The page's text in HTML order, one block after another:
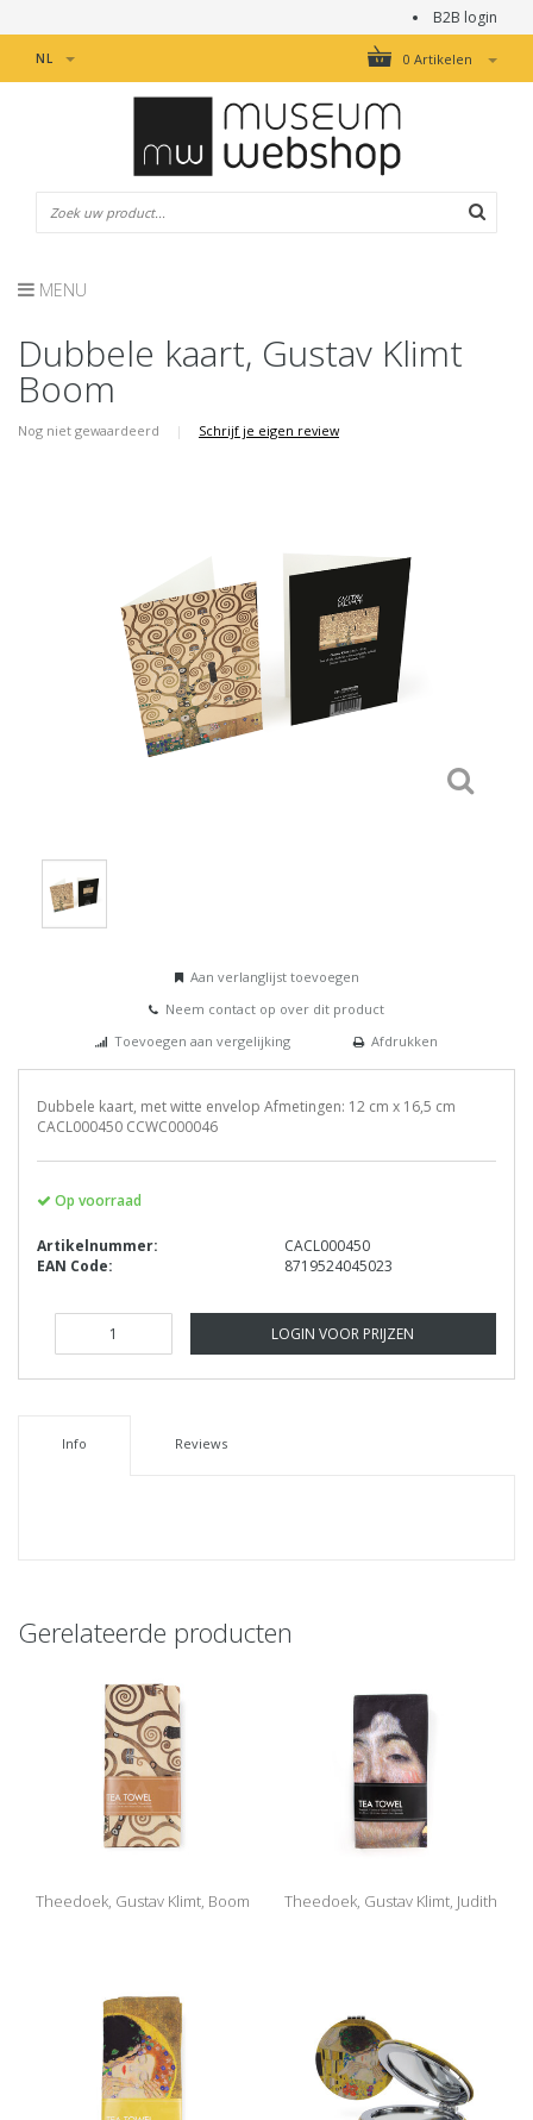
B2B login
0 Artikelen
NL
MENU
Dubbele kaart, Gustav Klimt
Boom
Nog niet gewaardeerd | Schrijf je eigen review
Aan verlanglijst toevoegen
Neem contact op over dit product
Toevoegen aan vergelijking
Afdrukken
Dubbele kaart, met witte envelop Afmetingen: 12 cm x 16,5 cm
CACL000450 CCWC000046
Op voorraad
Artikelnummer:
CACL000450
EAN Code:
8719524045023
LOGIN VOOR PRIJZEN
Info Reviews
Gerelateerde producten
Theedoek, Gustav Klimt, Boom Theedoek, Gustav Klimt, Judith